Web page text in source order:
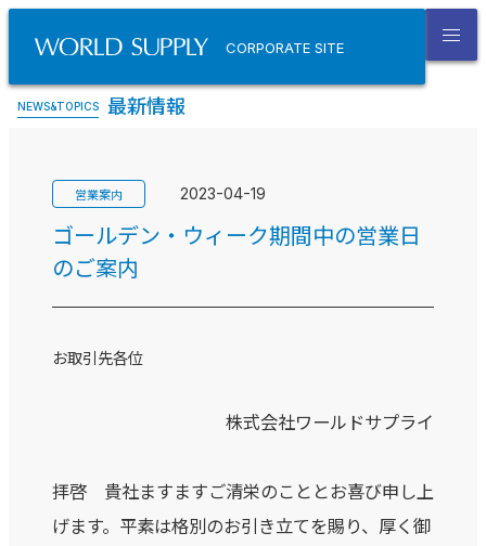
CORPORATE SITE
NEWS&TOPICS 最新情報
営業案内 2023-04-19
ゴールデン・ウィーク期間中の営業日
のご案内
お取引先各位
株式会社ワールドサプライ
拝啓 貴社ますますご清栄のこととお喜び申し上
げます。平素は格別のお引き立てを賜り、厚く御